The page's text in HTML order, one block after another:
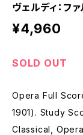
ヴェルディ：
¥4,960
SOLD OUT
Opera Full
1901). Study
Classical,